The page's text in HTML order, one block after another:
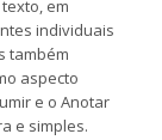
em
individuais
também
aspecto
e o Anotar
e simples.